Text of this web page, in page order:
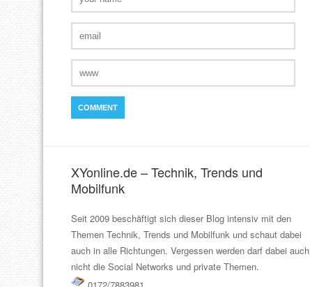
XYonline.de – Technik, Trends und
Mobilfunk
Seit 2009 beschäftigt sich dieser Blog intensiv mit den
Themen Technik, Trends und Mobilfunk und schaut dabei
auch in alle Richtungen. Vergessen werden darf dabei auch
nicht die Social Networks und private Themen.